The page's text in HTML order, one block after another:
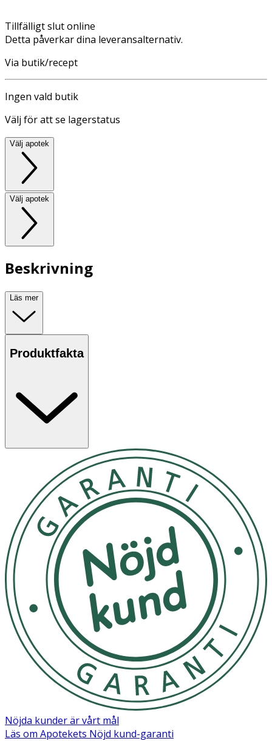
Tillfälligt slut online
Detta påverkar dina leveransalternativ.
Via butik/recept
Ingen vald butik
Välj för att se lagerstatus
Välj apotek
Välj apotek
Beskrivning
Läs mer
Produktfakta
Nöjda kunder är vårt mål
Läs om Apotekets Nöjd kund-garanti